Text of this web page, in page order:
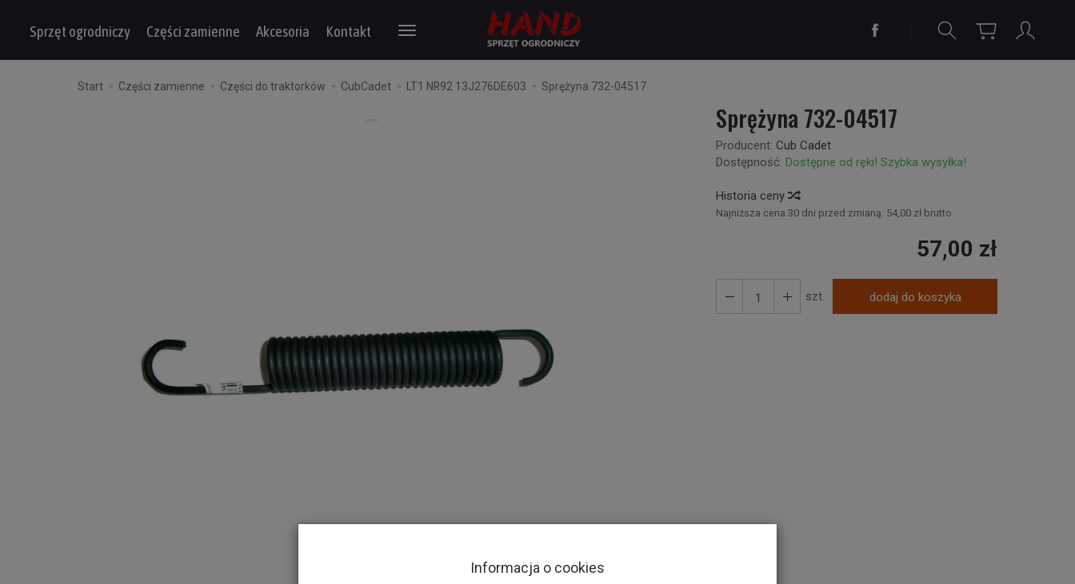
Sprzęt ogrodniczy Części zamienne Akcesoria Kontakt
Start Części zamienne Części do traktorków CubCadet LT1 NR92 13J276DE603 Sprężyna 732-04517
Sprężyna 732-04517
Producent: Cub Cadet
Dostępność: Dostępne od ręki! Szybka wysyłka!
Historia ceny
Najniższa cena 30 dni przed zmianą: 54,00 zł brutto
57,00 zł
szt. dodaj do koszyka
Informacja o cookies